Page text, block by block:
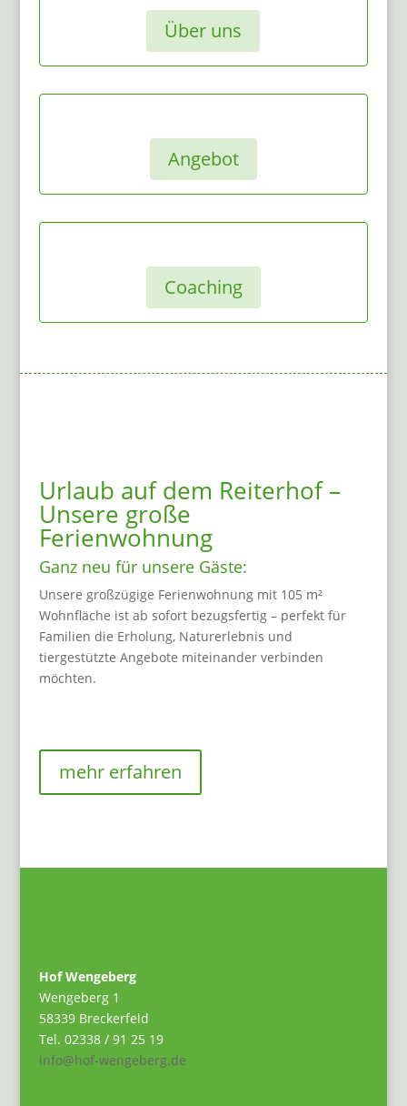
Über uns
Angebot
Coaching
Urlaub auf dem Reiterhof –
Unsere große
Ferienwohnung
Ganz neu für unsere Gäste:
Unsere großzügige Ferienwohnung mit 105 m²
Wohnfläche ist ab sofort bezugsfertig – perfekt für
Familien die Erholung, Naturerlebnis und
tiergestützte Angebote miteinander verbinden
möchten.
mehr erfahren
Hof Wengeberg
Wengeberg 1
58339 Breckerfeld
Tel. 02338 / 91 25 19
info@hof-wengeberg.de